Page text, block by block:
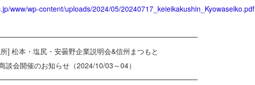
www/wp-content/uploads/2024/05/20240717_keieikakushin_Kyowaseiko.pdf
] 松本・塩尻・安曇野企業説明会&信州まつもと
催のお知らせ（2024/10/03～04）